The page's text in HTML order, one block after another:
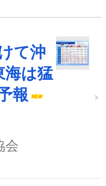
て沖
は猛
報
会